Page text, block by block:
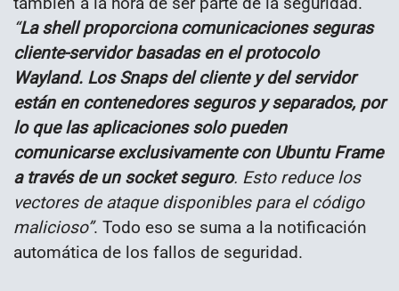
“La shell proporciona comunicaciones seguras
cliente-servidor basadas en el protocolo
Wayland. Los Snaps del cliente y del servidor
están en contenedores seguros y separados, por
lo que las aplicaciones solo pueden
comunicarse exclusivamente con Ubuntu Frame
a través de un socket seguro. Esto reduce los
vectores de ataque disponibles para el código
malicioso”. Todo eso se suma a la notificación
automática de los fallos de seguridad.